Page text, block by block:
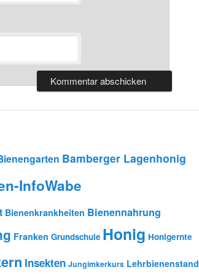
Bamberger Lagenhonig
InfoWabe
Bienenkrankheiten Bienennahrung
Franken Grundschule Honig Honigernte
Insekten Jungimkerkurs Lehrbienenstand